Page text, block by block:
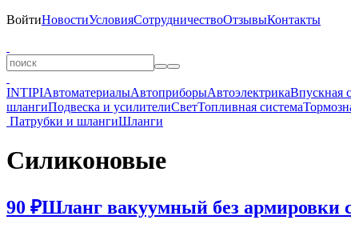
ВойтиНовостиУсловияСотрудничествоОтзывыКонтакты
INTIPIАвтоматериалыАвтоприборыАвтоэлектрикаВпускная
шлангиПодвеска и усилителиСветТопливная система
Патрубки и шлангиШланги
Силиконовые
90 ₽Шланг вакуумный без армировки